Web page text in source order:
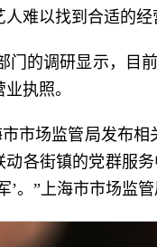
人难以找到合适的经
门的调研显示，目
执照。
市市场监管局发布
动各街镇的党群服
’。”上海市市场监